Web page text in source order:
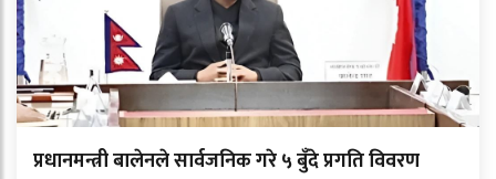
प्रधानमन्त्री बालेनले सार्वजनिक गरे ५ बुँदे प्रगति विवरण